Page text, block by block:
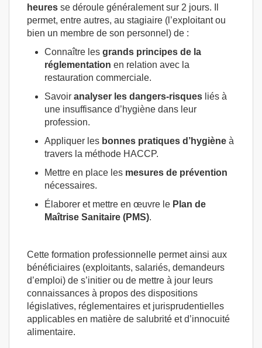
heures se déroule généralement sur 2 jours. Il
permet, entre autres, au stagiaire (l’exploitant ou
bien un membre de son personnel) de :
Connaître les grands principes de la
réglementation en relation avec la
restauration commerciale.
Savoir analyser les dangers-risques liés à
une insuffisance d’hygiène dans leur
profession.
Appliquer les bonnes pratiques d’hygiène à
travers la méthode HACCP.
Mettre en place les mesures de prévention
nécessaires.
Élaborer et mettre en œuvre le Plan de
Maîtrise Sanitaire (PMS).
Cette formation professionnelle permet ainsi aux
bénéficiaires (exploitants, salariés, demandeurs
d’emploi) de s’initier ou de mettre à jour leurs
connaissances à propos des dispositions
législatives, réglementaires et jurisprudentielles
applicables en matière de salubrité et d’innocuité
alimentaire.